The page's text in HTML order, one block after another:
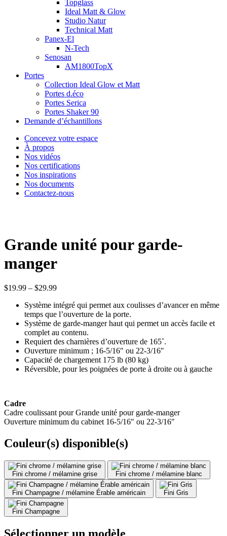
Topglass
Ideal Matt & Glow
Studio Natur
Technical Matt
Panex-El
N-Tech
Senosan
AM1800TopX
Portes
Collection Ideal Glow et Matt
Portes d.éco
Portes Serica
Portes Shaker 90
Demande d’échantillons
Concevez votre espace
À propos
Nos vidéos
Nos certifications
Nos inspirations
Nos documents
Contactez-nous
Grande unité pour garde-
manger
$19.99 – $29.99
Système intégré qui permet aux coulisses d’avancer en même
temps que l’ouverture de la porte.
Système de garde-manger haut qui permet un accès facile et
complet au contenu.
Requiert des charnières d’ouverture de 165˚.
Ouverture minimum ; 16-5/16″ ou 22-3/16″
Capacité de chargement 175 lb (80 kg)
Réversible, pour les poignées de porte à droite ou à gauche
Cadre
Cadre coulissant pour Grande unité pour garde-manger
Ouverture minimum du cabinet 16-5/16″ ou 22-3/16″
Couleur(s) disponible(s)
Fini chrome / mélamine grise Fini chrome / mélamine blanc
Fini Champagne / mélamine Érable américain Fini Gris
Fini Champagne